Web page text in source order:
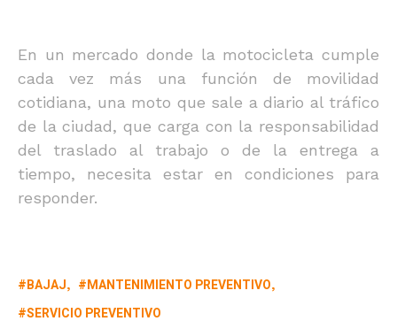
En un mercado donde la motocicleta cumple
cada vez más una función de movilidad
cotidiana, una moto que sale a diario al tráfico
de la ciudad, que carga con la responsabilidad
del traslado al trabajo o de la entrega a
tiempo, necesita estar en condiciones para
responder.
BAJAJ
MANTENIMIENTO PREVENTIVO
SERVICIO PREVENTIVO